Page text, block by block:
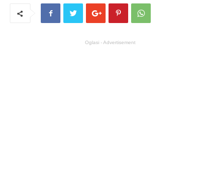
Oglasi - Advertisement